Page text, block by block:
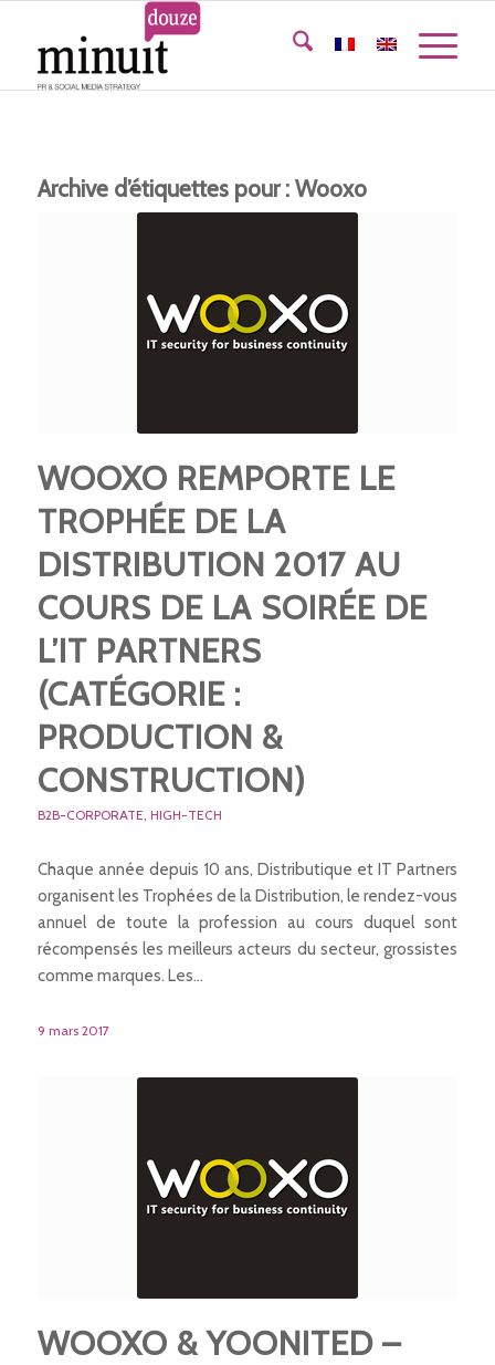
Archive d’étiquettes pour : Wooxo
WOOXO REMPORTE LE
TROPHÉE DE LA
DISTRIBUTION 2017 AU
COURS DE LA SOIRÉE DE
L’IT PARTNERS
(CATÉGORIE :
PRODUCTION &
CONSTRUCTION)
B2B-CORPORATE, HIGH-TECH
Chaque année depuis 10 ans, Distributique et IT Partners
organisent les Trophées de la Distribution, le rendez-vous
annuel de toute la profession au cours duquel sont
récompensés les meilleurs acteurs du secteur, grossistes
comme marques. Les…
9 mars 2017
WOOXO & YOONITED –